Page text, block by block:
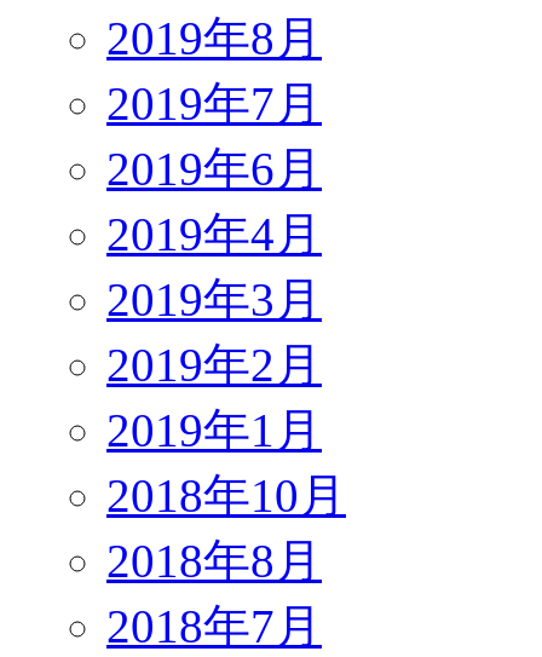
2019年8月
2019年7月
2019年6月
2019年4月
2019年3月
2019年2月
2019年1月
2018年10月
2018年8月
2018年7月